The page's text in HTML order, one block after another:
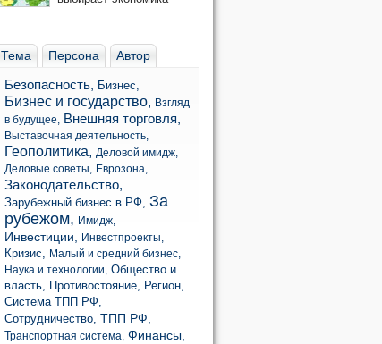
Тема Персона Автор
Безопасность, Бизнес,
Бизнес и государство, Взгляд
в будущее, Внешняя торговля,
Выставочная деятельность,
Геополитика, Деловой имидж,
Деловые советы, Еврозона,
Законодательство,
Зарубежный бизнес в РФ, За
рубежом, Имидж,
Инвестиции, Инвестпроекты,
Кризис, Малый и средний бизнес,
Наука и технологии, Общество и
власть, Противостояние, Регион,
Система ТПП РФ,
Сотрудничество, ТПП РФ,
Транспортная система, Финансы,